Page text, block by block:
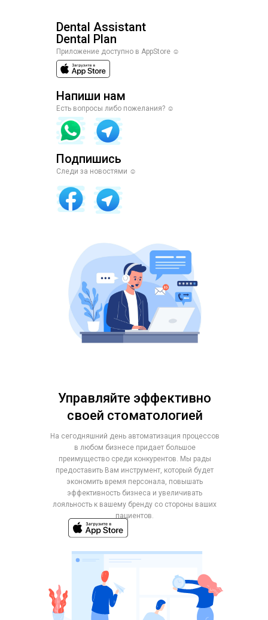
Dental Assistant
Dental Plan
Приложение доступно в AppStore ☺️
Есть вопросы либо пожелания? ☺️
Следи за новостями ☺️
Напиши нам
Подпишись
Управляйте эффективно
своей стоматологией
На сегодняшний день автоматизация процессов
в любом бизнесе придает большое
преимущество среди конкурентов. Мы рады
предоставить Вам инструмент, который будет
экономить время персонала, повышать
эффективность бизнеса и увеличивать
лояльность к вашему бренду со стороны ваших
пациентов.